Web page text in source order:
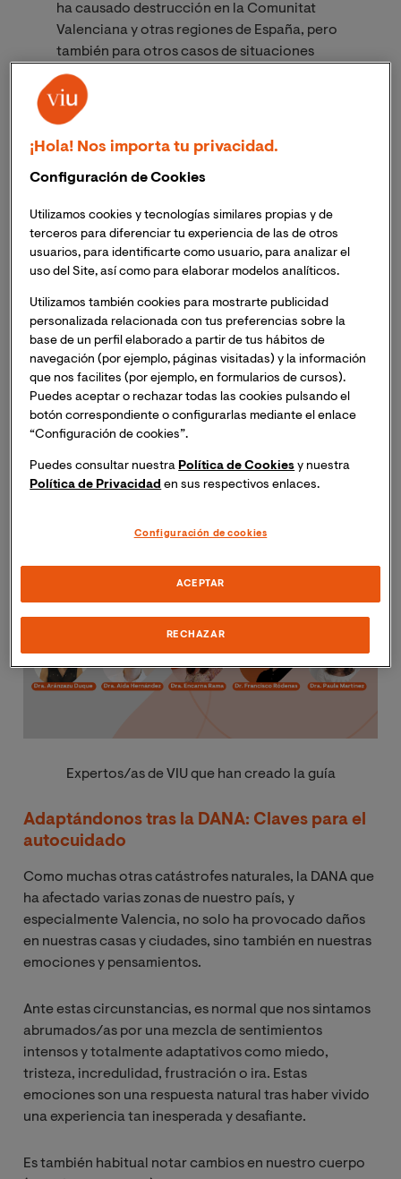
ha causado destrucción en la Comunitat
Valenciana y otras regiones de España, pero
también para otros casos de situaciones
catastróficas o de pérdida traumática
La DANA que ha asolado la Comunitat Valenciana
no solo a nivel material sino también a nivel emocional
y psicológico. Por ello, es fundamental aportar
comenzar el proceso de recuperación de su bienestar y
salud mental.
investigadores/as de VIU e integrantes del grupo de
investigación
Psicología y Calidad de Vida (PsiCal)
la Universidad,
Dra. Aránzazu Duque Moreno
Dra.
Aida Hernández Saguar,Dra. Encarnación Rama
Galdón ,Dr. Francisco Ródenas GonzálezyDra. Paula
Martínez Lópezhan elaborado una breve guía práctica
con claves para navegar el proceso de adaptación
después de un evento traumático como la DANA. Un
documento que reproducimos a continuación para que
Expertos/as de VIU que han creado la guía
Adaptándonos tras la DANA: Claves para el
autocuidado
Como muchas otras catástrofes naturales, la DANA que
ha afectado varias zonas de nuestro país, y
especialmente Valencia, no solo ha provocado daños
en nuestras casas y ciudades, sino también en nuestras
emociones y pensamientos.
Ante estas circunstancias, es normal que nos sintamos
abrumados/as por una mezcla de sentimientos
intensos y totalmente adaptativos como miedo,
tristeza, incredulidad, frustración o ira. Estas
emociones son una respuesta natural tras haber vivido
una experiencia tan inesperada y desafiante.
Es también habitual notar cambios en nuestro cuerpo
¡Hola! Nos importa tu privacidad.
Configuración de Cookies
Utilizamos cookies y tecnologías similares propias y de
terceros para diferenciar tu experiencia de las de otros
usuarios, para identificarte como usuario, para analizar el
uso del Site, así como para elaborar modelos analíticos.
Utilizamos también cookies para mostrarte publicidad
personalizada relacionada con tus preferencias sobre la
base de un perfil elaborado a partir de tus hábitos de
navegación (por ejemplo, páginas visitadas) y la información
que nos facilites (por ejemplo, en formularios de cursos).
Puedes aceptar o rechazar todas las cookies pulsando el
botón correspondiente o configurarlas mediante el enlace
“Configuración de cookies”.
Puedes consultar nuestra Política de Cookies y nuestra
Política de Privacidad en sus respectivos enlaces.
Configuración de cookies
RECHAZAR
ACEPTAR